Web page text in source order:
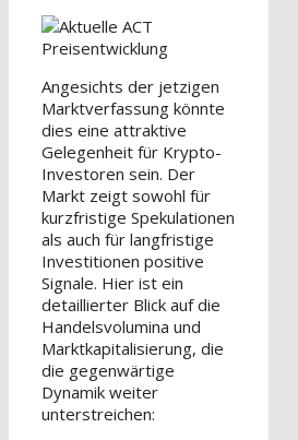
Angesichts der jetzigen
Marktverfassung könnte
dies eine attraktive
Gelegenheit für Krypto-
Investoren sein. Der
Markt zeigt sowohl für
kurzfristige Spekulationen
als auch für langfristige
Investitionen positive
Signale. Hier ist ein
detaillierter Blick auf die
Handelsvolumina und
Marktkapitalisierung, die
die gegenwärtige
Dynamik weiter
unterstreichen: